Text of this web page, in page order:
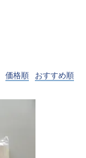
おすすめ順
価格順